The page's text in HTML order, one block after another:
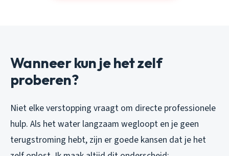
Wanneer kun je het zelf
proberen?
Niet elke verstopping vraagt om directe professionele
hulp. Als het water langzaam wegloopt en je geen
terugstroming hebt, zijn er goede kansen dat je het